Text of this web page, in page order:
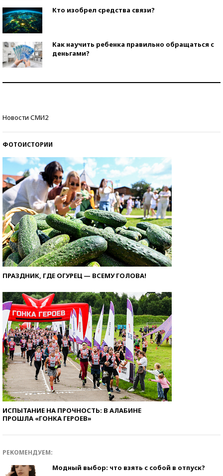
Кто изобрел средства связи?
Как научить ребенка правильно обращаться с
деньгами?
Новости СМИ2
ФОТОИСТОРИИ
ПРАЗДНИК, ГДЕ ОГУРЕЦ — ВСЕМУ ГОЛОВА!
ИСПЫТАНИЕ НА ПРОЧНОСТЬ: В АЛАБИНЕ
ПРОШЛА «ГОНКА ГЕРОЕВ»
РЕКОМЕНДУЕМ:
Модный выбор: что взять с собой в отпуск?